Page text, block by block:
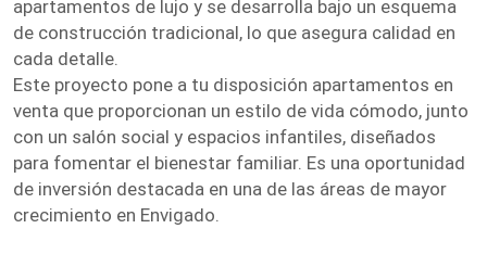
apartamentos de lujo y se desarrolla bajo un esquema
de construcción tradicional, lo que asegura calidad en
cada detalle.
Este proyecto pone a tu disposición apartamentos en
venta que proporcionan un estilo de vida cómodo, junto
con un salón social y espacios infantiles, diseñados
para fomentar el bienestar familiar. Es una oportunidad
de inversión destacada en una de las áreas de mayor
crecimiento en Envigado.